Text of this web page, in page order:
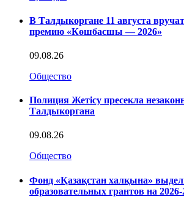
В Талдыкоргане 11 августа
премию «Көшбасшы — 2026»
09.08.26
Общество
Полиция Жетісу пресекла
Талдыкоргана
09.08.26
Общество
Фонд «Қазақстан халқына»
образовательных грантов на 2026-